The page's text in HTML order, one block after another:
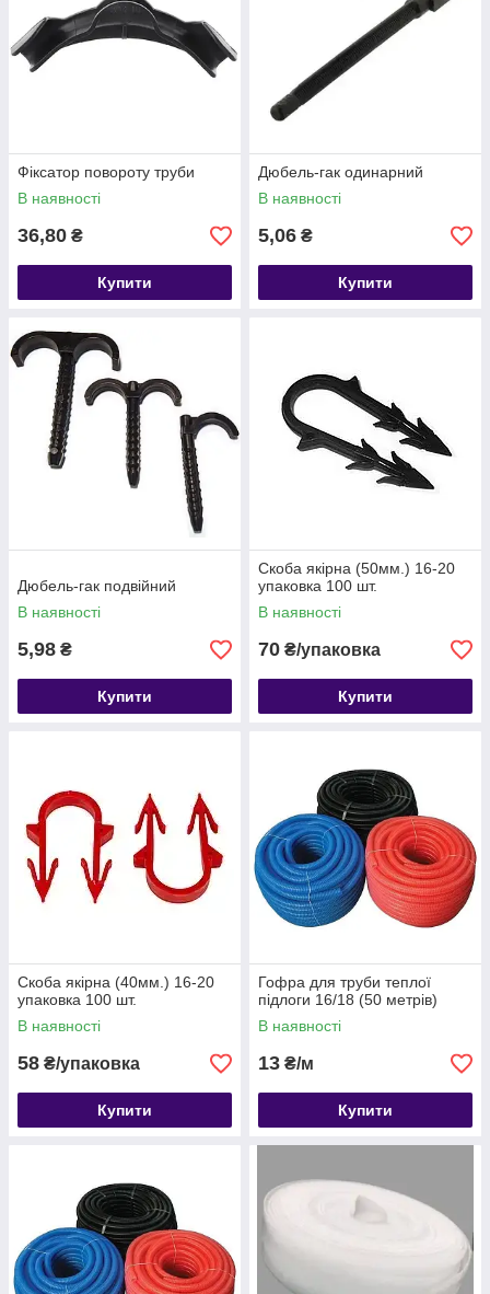
Фіксатор повороту труби
В наявності
36,80 ₴
Купити
Дюбель-гак одинарний
В наявності
5,06 ₴
Купити
Дюбель-гак подвійний
В наявності
5,98 ₴
Купити
Скоба якірна (50мм.) 16-20
упаковка 100 шт.
В наявності
70 ₴/упаковка
Купити
Скоба якірна (40мм.) 16-20
упаковка 100 шт.
В наявності
58 ₴/упаковка
Купити
Гофра для труби теплої
підлоги 16/18 (50 метрів)
В наявності
13 ₴/м
Купити